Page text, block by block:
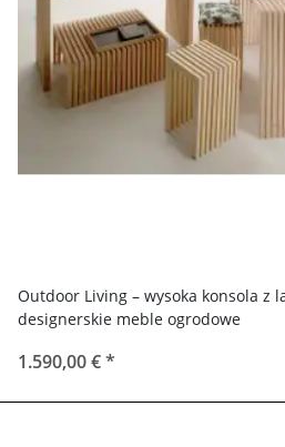
Outdoor Living – wysoka konsola z
designerskie meble ogrodowe
1.590,00 €*